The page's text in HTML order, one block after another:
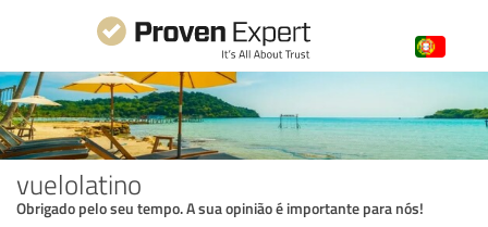
vuelolatino
Obrigado pelo seu tempo. A sua opinião é importante para nós!